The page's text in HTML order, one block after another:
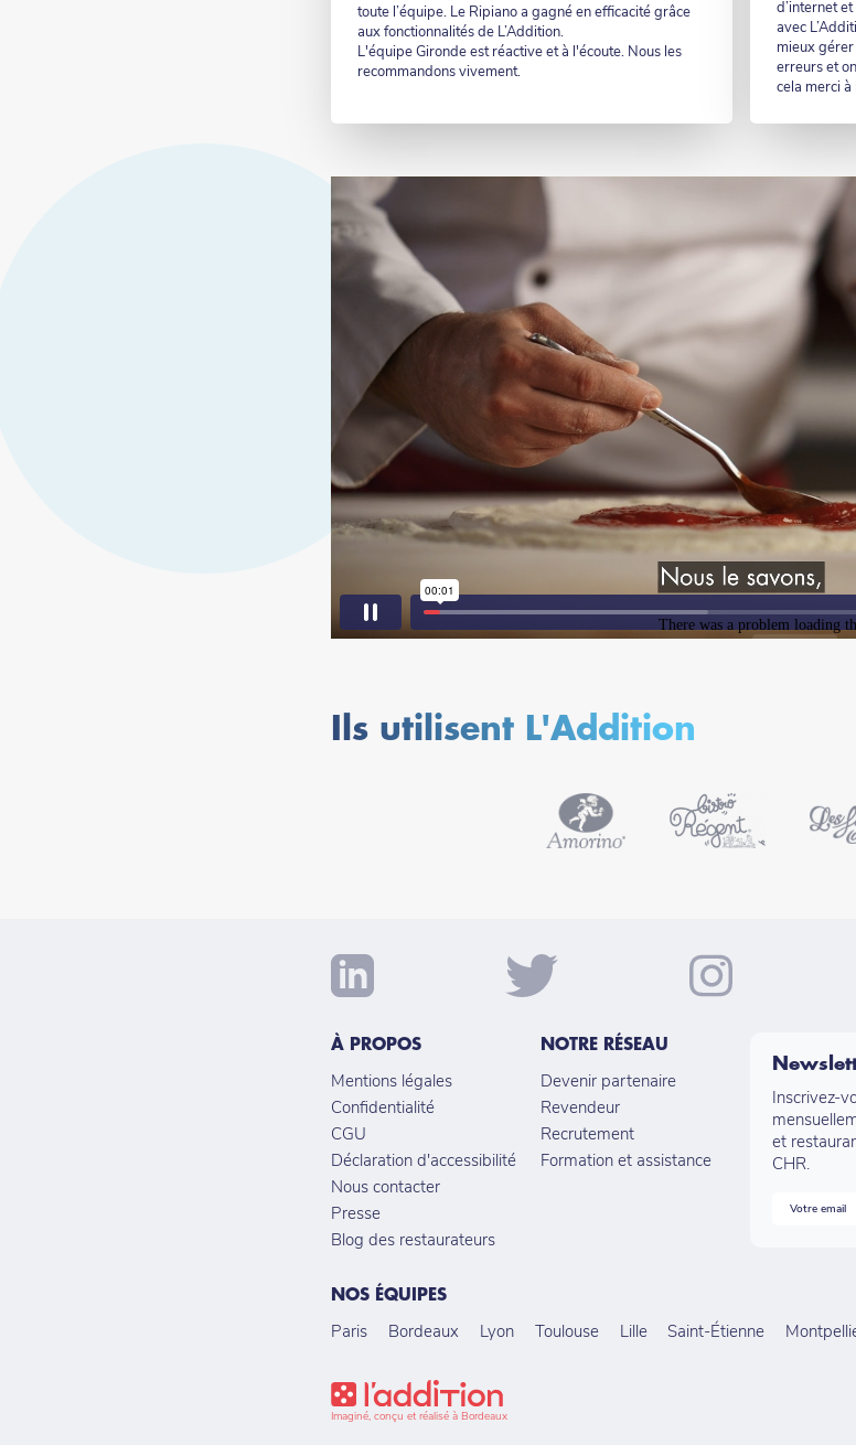
toute l’équipe. Le Ripiano a gagné en efficacité grâce
aux fonctionnalités de L’Addition.
L'équipe Gironde est réactive et à l'écoute. Nous les
recommandons vivement.
d’internet
avec
mieux
erreurs et
cela merci à
Ils utilisent L'Addition
À PROPOS
Mentions légales
Confidentialité
CGU
Déclaration d'accessibilité
Nous contacter
Presse
Blog des restaurateurs
NOTRE RÉSEAU
Devenir partenaire
Revendeur
Recrutement
Formation et assistance
Inscrivez-
et
CHR.
NOS ÉQUIPES
Paris Bordeaux Lyon Toulouse Lille Saint-Étienne
Imaginé, conçu et réalisé à Bordeaux